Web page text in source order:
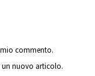
commento.
un nuovo articolo.